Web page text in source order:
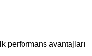
performans avantajları